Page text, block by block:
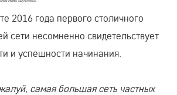
2016 года первого столичного
сети несомненно свидетельствует
и успешности начинания.
самая большая сеть частных